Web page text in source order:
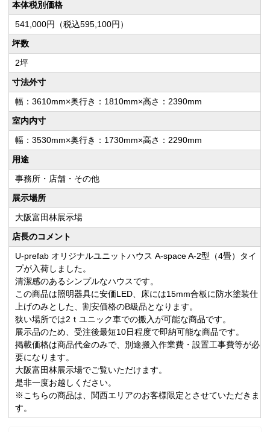
本体税別価格
541,000円（税込595,100円）
坪数
2坪
寸法外寸
幅：3610mm×奥行き：1810mm×高さ：2390mm
室内内寸
幅：3530mm×奥行き：1730mm×高さ：2290mm
用途
事務所・店舗・その他
展示場所
大阪富田林展示場
店長のコメント
U-prefab オリジナルユニットハウス A-space A-2型（4畳）タイ
プが入荷しました。
清潔感のあるシンプルなハウスです。
この商品は照明器具に安価LED、床には15mm合板に防水塗装仕
上げのみとした、割安価格のB級品となります。
狭い場所では2ｔユニック車での搬入が可能な商品です。
展示品のため、受注後最短10日程度で即納可能な商品です。
掲載価格は商品代金のみで、別途搬入作業費・設置工事費等が必
要になります。
大阪富田林展示場でご覧いただけます。
是非一度お越しください。
※こちらの商品は、関西エリアのお客様限定とさせていただきま
す。